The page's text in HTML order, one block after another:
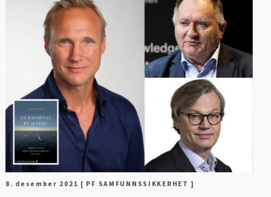
8. desember 2021 [ PF SAMFUNNSSIKKERHET ]